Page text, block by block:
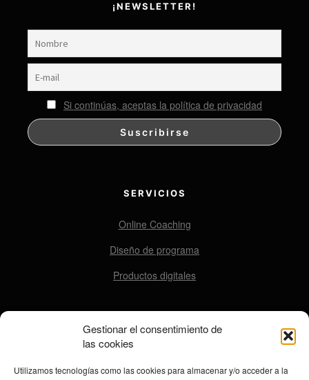
Gestionar el consentimiento de
las cookies
Utilizamos tecnologías como las cookies para almacenar y/o acceder a la
¡NEWSLETTER!
Si continúas, aceptas la política de privacidad
SERVICIOS
Online Coaching
Diseño de programa
Productos digitales
CONTACTO